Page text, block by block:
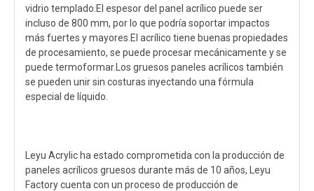
vidrio templado.El espesor del panel acrílico puede ser
incluso de 800 mm, por lo que podría soportar impactos
más fuertes y mayores.El acrílico tiene buenas propiedades
de procesamiento, se puede procesar mecánicamente y se
puede termoformar.Los gruesos paneles acrílicos también
se pueden unir sin costuras inyectando una fórmula
especial de líquido.
Leyu Acrylic ha estado comprometida con la producción de
paneles acrílicos gruesos durante más de 10 años, Leyu
Factory cuenta con un proceso de producción de